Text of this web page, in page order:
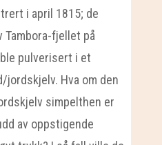
i april 1815; de
Tambora-fjellet på
pulverisert i et
Hva om den
simpelthen er
av oppstigende